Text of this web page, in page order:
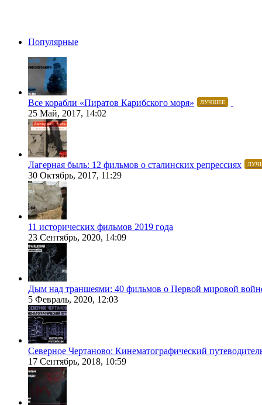
Популярные
Все корабли «Пиратов Карибского моря» ЛУЧШЕЕ
25 Май, 2017, 14:02
Лагерная быль: 12 фильмов о сталинских репрессиях
30 Октябрь, 2017, 11:29
11 исторических фильмов 2019 года
23 Сентябрь, 2020, 14:09
Дым над траншеями: 40 фильмов о Первой мировой
5 Февраль, 2020, 12:03
Северное Чертаново: Кинематографический
17 Сентябрь, 2018, 10:59